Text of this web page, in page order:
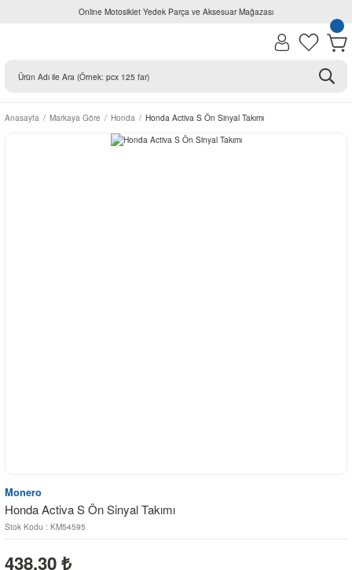
Online Motosiklet Yedek Parça ve Aksesuar Mağazası
Anasayfa Markaya Göre Honda Honda Activa S Ön Sinyal Takımı
Monero
Honda Activa S Ön Sinyal Takımı
Stok Kodu : KM54595
438,30 ₺